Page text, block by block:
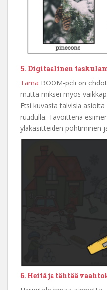
5. Digitaalinen
Tämä BOOM-peli on
mutta miksei myös
Etsi kuvasta talvisia
ruudulla. Tavoittena
yläkäsitteiden pohtiminen
6. Heitä ja tähtää